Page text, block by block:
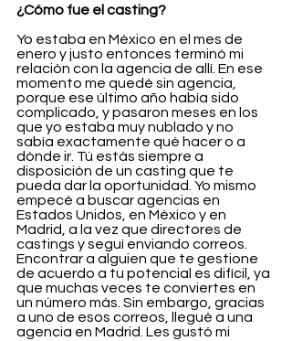
¿Cómo fue el casting?
Yo estaba en México en el mes de
enero y justo entonces terminó mi
relación con la agencia de allí. En ese
momento me quedé sin agencia,
porque ese último año había sido
complicado, y pasaron meses en los
que yo estaba muy nublado y no
sabía exactamente qué hacer o a
dónde ir. Tú estás siempre a
disposición de un casting que te
pueda dar la oportunidad. Yo mismo
empecé a buscar agencias en
Estados Unidos, en México y en
Madrid, a la vez que directores de
castings y seguí enviando correos.
Encontrar a alguien que te gestione
de acuerdo a tu potencial es difícil, ya
que muchas veces te conviertes en
un número más. Sin embargo, gracias
a uno de esos correos, llegué a una
agencia en Madrid. Les gustó mi